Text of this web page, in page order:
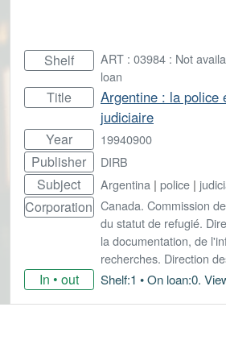
Shelf
ART : 03984 : Not
loan
Title
Argentine : la police
judiciaire
Year 19940900
Publisher DIRB
Subject Argentina | police |
Corporation Canada. Commission
du statut de refugié.
la documentation, de
recherches. Direction
In • out Shelf:1 • On loan:0.